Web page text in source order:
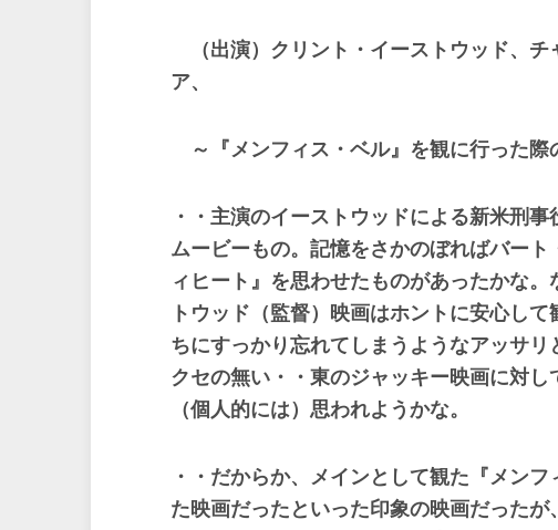
（出演）クリント・イーストウッド、チ
ア、
～『メンフィス・ベル』を観に行った際
・・主演のイーストウッドによる新米刑
ムービーもの。記憶をさかのぼればバー
ィヒート』を思わせたものがあったかな
トウッド（監督）映画はホントに安心し
ちにすっかり忘れてしまうようなアッサ
クセの無い・・東のジャッキー映画に対
（個人的には）思われようかな。
・・だからか、メインとして観た『メン
た映画だったといった印象の映画だった